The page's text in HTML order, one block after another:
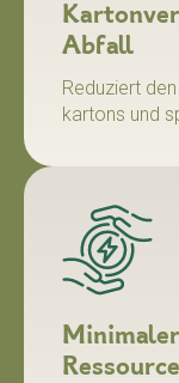
Abfall
Reduziert
kartons und